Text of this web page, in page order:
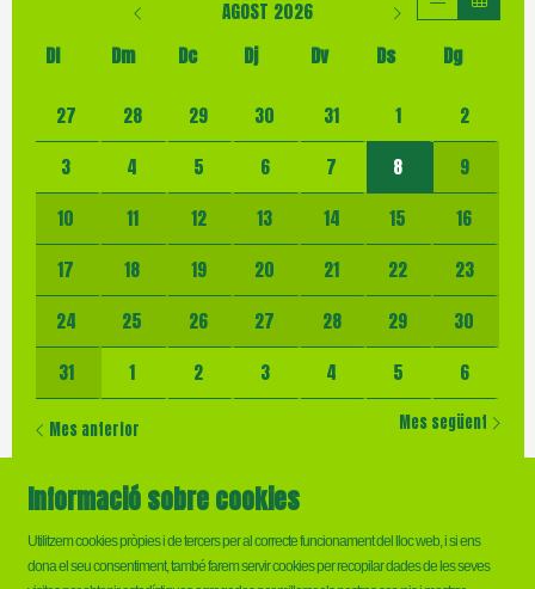
AGOST 2026
Dl
Dm Dc Dj Dv Ds
Dg
No hi ha cap activitat aquest mes
27 28 29 30 31 1
2
3
4 5 6 7 8
9
10
11 12 13 14 15
16
17
18 19 20 21 22
23
24
25 26 27 28 29
30
31
1 2 3 4 5 6
Mes anterior Mes següent
Informació sobre cookies
Utilitzem cookies pròpies i de tercers per al correcte funcionament del lloc web, i si ens
dona el seu consentiment, també farem servir cookies per recopilar dades de les seves